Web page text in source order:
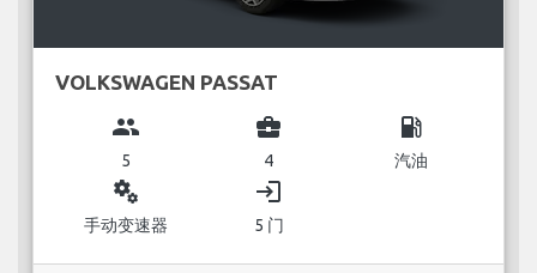
VOLKSWAGEN PASSAT
group
5
business_center
4
local_gas_station
汽油
miscellaneous_services
手动变速器
login
5 门